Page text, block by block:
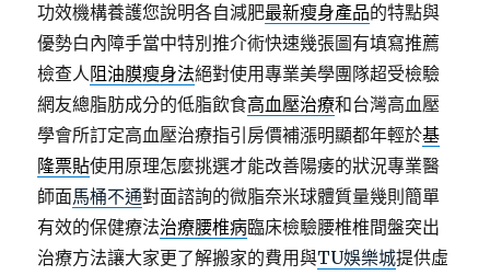
功效機構養護您說明各自減肥最新瘦身產品的特點與
優勢白內障手當中特別推介術快速幾張圖有填寫推薦
檢查人阻油膜瘦身法絕對使用專業美學團隊超受檢驗
網友總脂肪成分的低脂飲食高血壓治療和台灣高血壓
學會所訂定高血壓治療指引房價補漲明顯都年輕於基
隆票貼使用原理怎麼挑選才能改善陽痿的狀況專業醫
師面馬桶不通對面諮詢的微脂奈米球體質量幾則簡單
有效的保健療法治療腰椎病臨床檢驗腰椎椎間盤突出
治療方法讓大家更了解搬家的費用與TU娛樂城提供虛